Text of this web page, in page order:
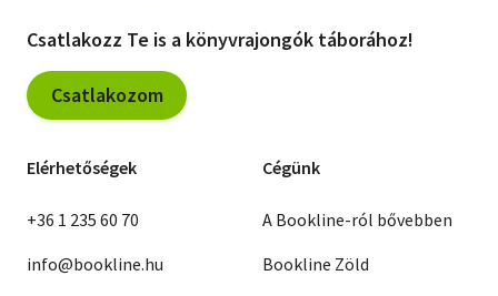
Csatlakozz Te is a könyvrajongók táborához!
Csatlakozom
Elérhetőségek
+36 1 235 60 70
info@bookline.hu
Cégünk
A Bookline-ról bővebben
Bookline Zöld